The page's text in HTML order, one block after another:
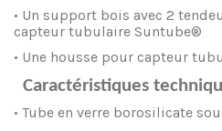
• Un support bois avec 2
capteur tubulaire Suntube®
• Une housse pour capteur
Caractéristiques
• Tube en verre borosilicate